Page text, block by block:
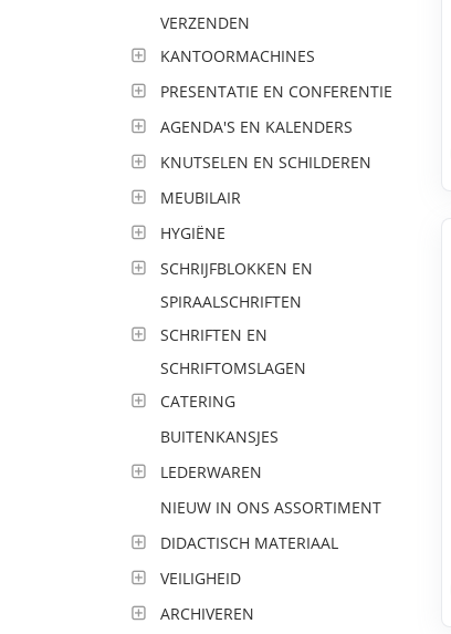
VERZENDEN
KANTOORMACHINES
PRESENTATIE EN CONFERENTIE
AGENDA'S EN KALENDERS
KNUTSELEN EN SCHILDEREN
MEUBILAIR
HYGIËNE
SCHRIJFBLOKKEN EN
SPIRAALSCHRIFTEN
SCHRIFTEN EN
SCHRIFTOMSLAGEN
CATERING
BUITENKANSJES
LEDERWAREN
NIEUW IN ONS ASSORTIMENT
DIDACTISCH MATERIAAL
VEILIGHEID
ARCHIVEREN